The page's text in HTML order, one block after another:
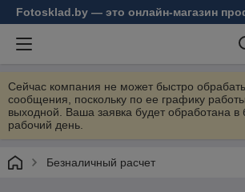
Fotosklad.by — это онлайн-магазин
Сейчас компания не может быстро
сообщения, поскольку по ее графику
выходной. Ваша заявка будет обработана
рабочий день.
Безналичный расчет